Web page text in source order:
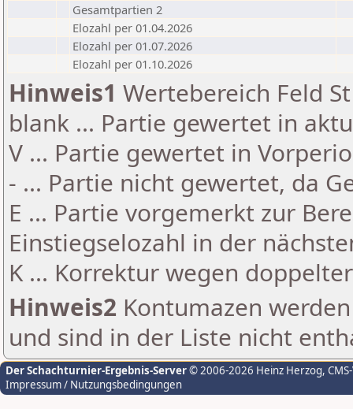
Gesamtpartien 2
Elozahl per 01.04.2026
Elozahl per 01.07.2026
Elozahl per 01.10.2026
Hinweis1 Wertebereich Feld
blank ... Partie gewertet in
V ... Partie gewertet in
- ... Partie nicht gewertet, da
E ... Partie vorgemerkt zur
Einstiegselozahl in der
K ... Korrektur wegen
Hinweis2 Kontumazen
und sind in der Liste nicht
Der Schachturnier-Ergebnis-Server© 2006-2026 Heinz Herzog,
Impressum / Nutzungsbedingungen